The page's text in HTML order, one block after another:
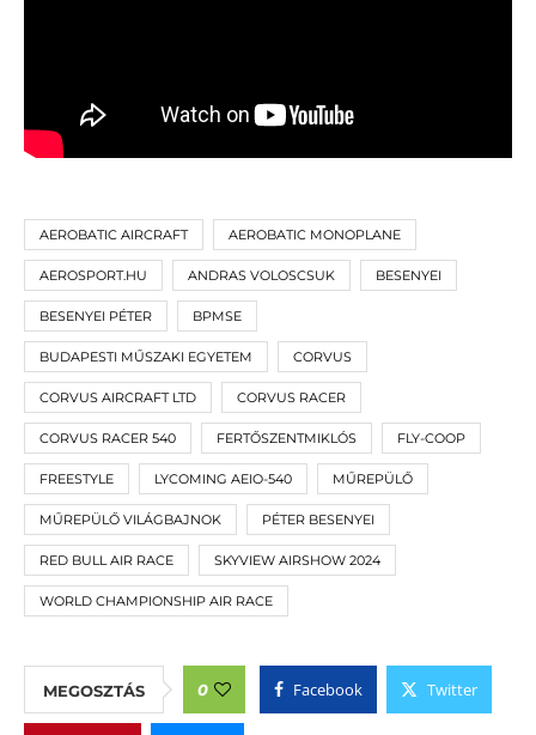
AEROBATIC AIRCRAFT AEROBATIC MONOPLANE
AEROSPORT.HU ANDRAS VOLOSCSUK BESENYEI
BESENYEI PÉTER BPMSE
BUDAPESTI MŰSZAKI EGYETEM CORVUS
CORVUS AIRCRAFT LTD CORVUS RACER
CORVUS RACER 540 FERTŐSZENTMIKLÓS FLY-COOP
FREESTYLE LYCOMING AEIO-540 MŰREPÜLŐ
MŰREPÜLŐ VILÁGBAJNOK PÉTER BESENYEI
RED BULL AIR RACE SKYVIEW AIRSHOW 2024
WORLD CHAMPIONSHIP AIR RACE
MEGOSZTÁS 0 Facebook Twitter